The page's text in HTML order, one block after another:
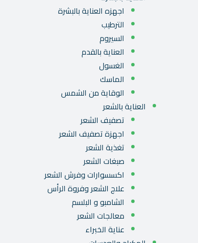
اجهزه العناية بالبشرة
الترطيب
السيروم
العناية بالقدم
الغسول
الماسك
الوقاية من الشمس
العناية بالشعر
تصفيف الشعر
اجهزة تصفيف الشعر
تغذية الشعر
صبغات الشعر
اكسسوارات وفرش الشعر
علاج الشعر وفروة الرأس
الشامبو و البلسم
معالجات الشعر
عناية الخبراء